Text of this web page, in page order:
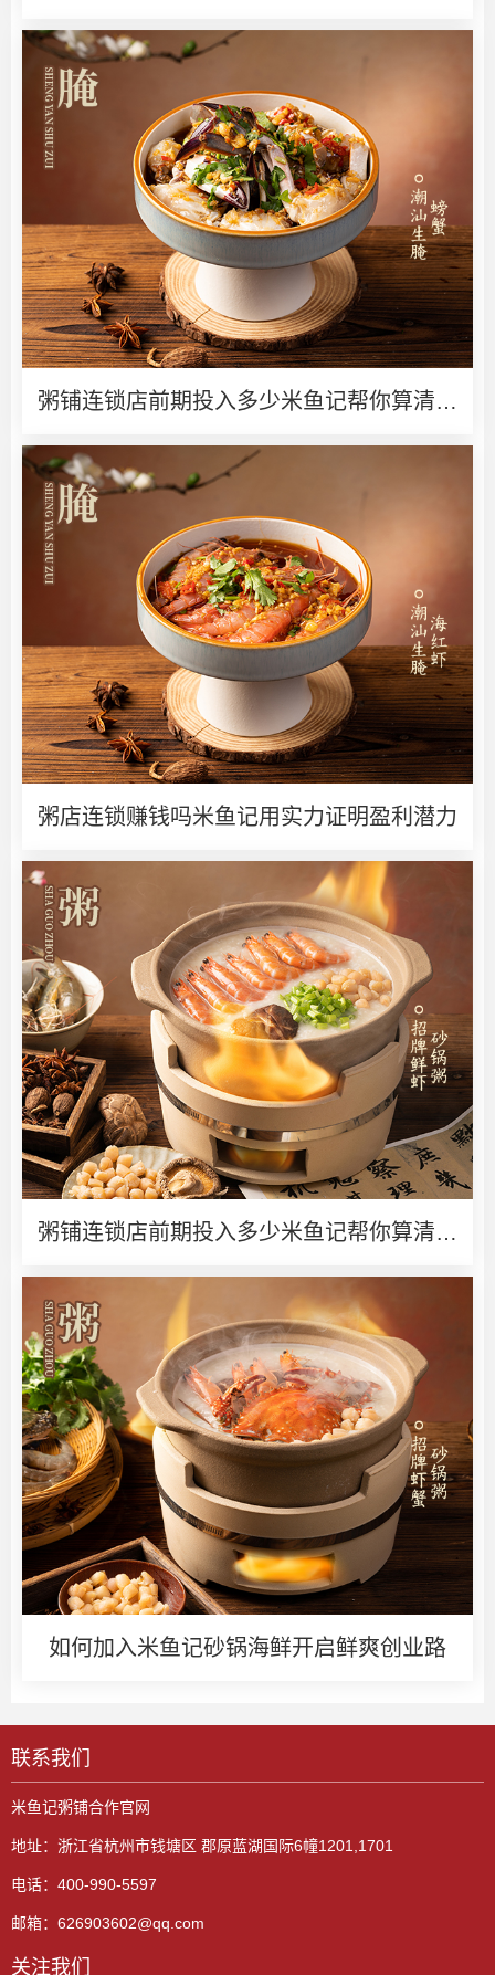
粥铺连锁店前期投入多少米鱼记帮你算清创
业账
粥店连锁赚钱吗米鱼记用实力证明盈利潜力
粥铺连锁店前期投入多少米鱼记帮你算清创
如何加入米鱼记砂锅海鲜开启鲜爽创业路
联系我们
米鱼记粥铺合作官网
地址：浙江省杭州市钱塘区 郡原蓝湖国际6幢1201,1701
电话：400-990-5597
邮箱：626903602@qq.com
关注我们